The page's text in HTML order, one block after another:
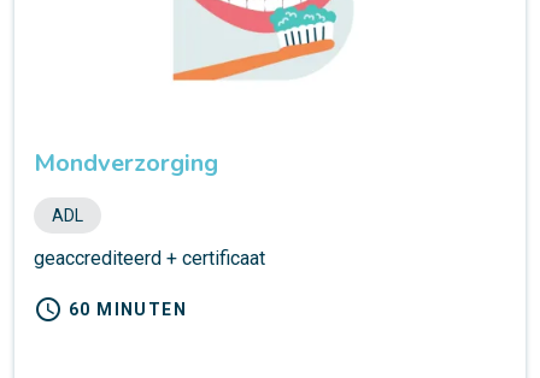
Mondverzorging
ADL
geaccrediteerd + certificaat
schedule 60 MINUTEN